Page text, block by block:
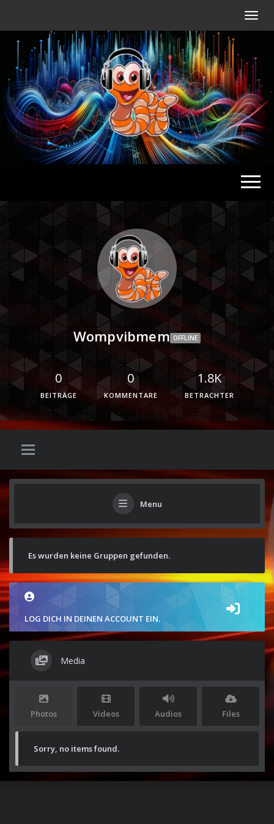
Radio
Wompvibmem OFFLINE
0
BEITRÄGE
0
KOMMENTARE
1.8K
BETRACHTER
Menu
Es wurden keine Gruppen gefunden.
LOG DICH IN DEINEN ACCOUNT EIN.
Media
Photos Videos Audios Files
Sorry, no items found.